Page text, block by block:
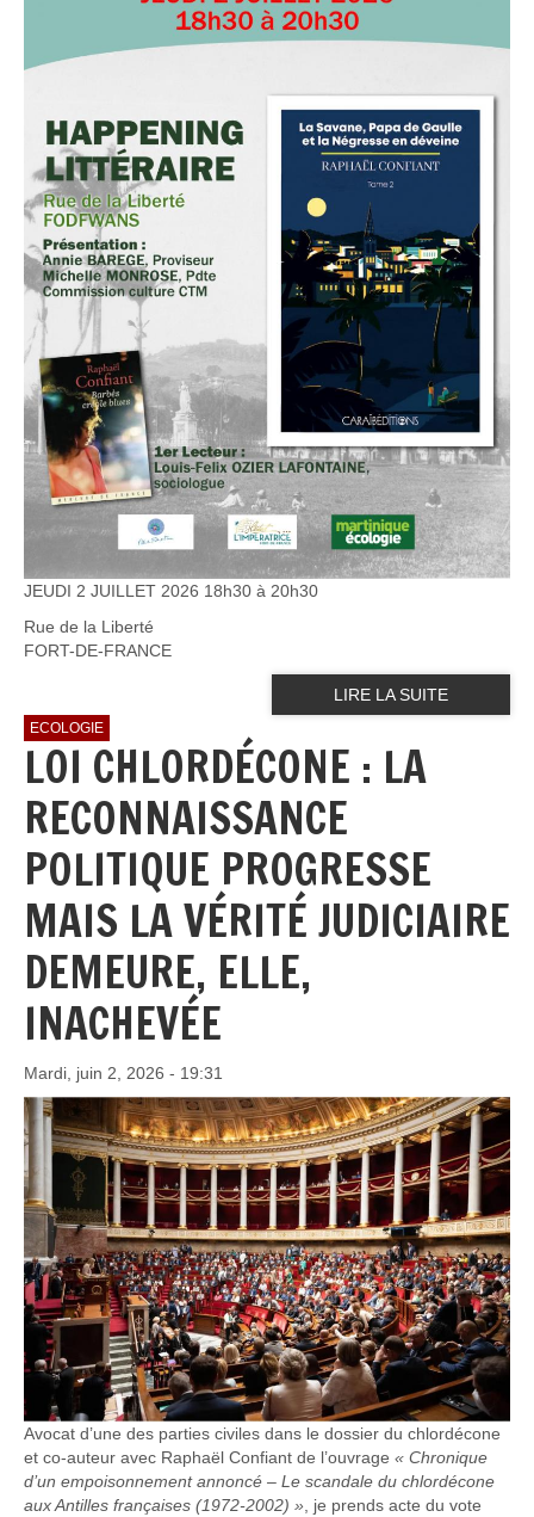
JEUDI 2 JUILLET 2026 18h30 à 20h30
Rue de la Liberté
FORT-DE-FRANCE
LIRE LA SUITE
ECOLOGIE
LOI CHLORDÉCONE : LA
RECONNAISSANCE
POLITIQUE PROGRESSE
MAIS LA VÉRITÉ JUDICIAIRE
DEMEURE, ELLE,
INACHEVÉE
Mardi, juin 2, 2026 - 19:31
Avocat d’une des parties civiles dans le dossier du chlordécone
et co-auteur avec Raphaël Confiant de l’ouvrage « Chronique
d’un empoisonnement annoncé – Le scandale du chlordécone
aux Antilles françaises (1972-2002) » , je prends acte du vote